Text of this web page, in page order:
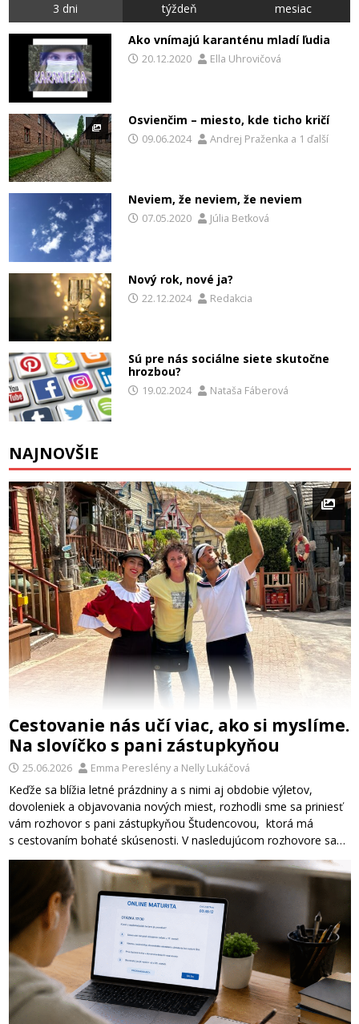
3 dni týždeň mesiac
Ako vnímajú karanténu mladí ľudia
20.12.2020 Ella Uhrovičová
Osvienčim – miesto, kde ticho kričí
09.06.2024 Andrej Praženka a 1 ďalší
Neviem, že neviem, že neviem
07.05.2020 Júlia Beťková
Nový rok, nové ja?
22.12.2024 Redakcia
Sú pre nás sociálne siete skutočne
hrozbou?
19.02.2024 Nataša Fáberová
NAJNOVŠIE
Cestovanie nás učí viac, ako si myslíme.
Na slovíčko s pani zástupkyňou
25.06.2026 Emma Pereslénya Nelly Lukáčová
Keďže sa blížia letné prázdniny a s nimi aj obdobie výletov,
dovoleniek a objavovania nových miest, rozhodli sme sa priniesť
vám rozhovor s pani zástupkyňou Študencovou, ktorá má
s cestovaním bohaté skúsenosti. V nasledujúcom rozhovore sa…